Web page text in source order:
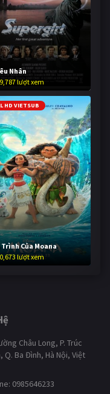
Nhân
lượt xem
HD VIETSUB
Của Moana
lượt xem
Châu Long, P. Trúc
Q. Ba Đình, Hà Nội, Việt
0985646233